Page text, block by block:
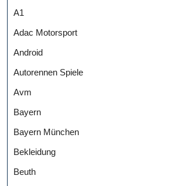
A1
Adac Motorsport
Android
Autorennen Spiele
Avm
Bayern
Bayern München
Bekleidung
Beuth